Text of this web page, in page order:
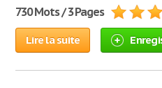
730 Mots / 3 Pages
Lire la suite